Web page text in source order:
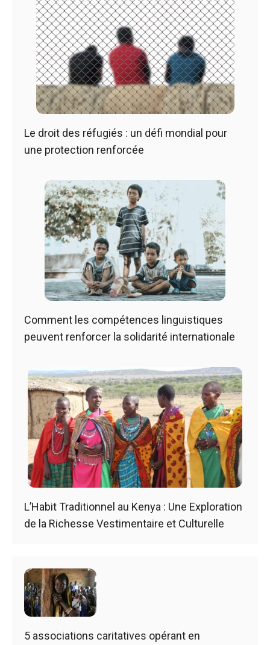
Le droit des réfugiés : un défi mondial pour
une protection renforcée
Comment les compétences linguistiques
peuvent renforcer la solidarité internationale
L’Habit Traditionnel au Kenya : Une Exploration
de la Richesse Vestimentaire et Culturelle
5 associations caritatives opérant en